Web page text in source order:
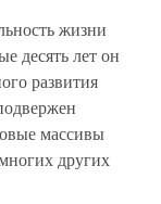
жизни
десять лет он
развития
массивы
других